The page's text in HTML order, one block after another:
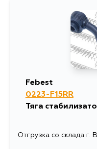
Febest
0223-F15RR
Тяга
Отгрузка со склада г.